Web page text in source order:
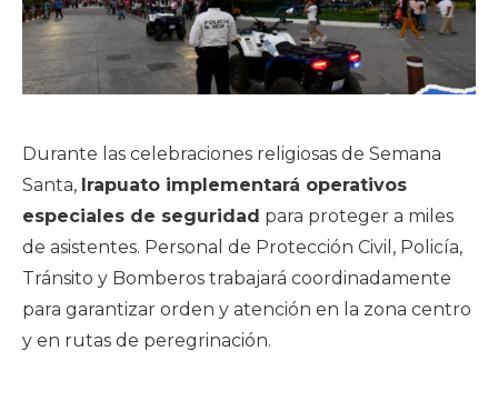
Durante las celebraciones religiosas de Semana
Santa, Irapuato implementará operativos
especiales de seguridad para proteger a miles
de asistentes. Personal de Protección Civil, Policía,
Tránsito y Bomberos trabajará coordinadamente
para garantizar orden y atención en la zona centro
y en rutas de peregrinación.